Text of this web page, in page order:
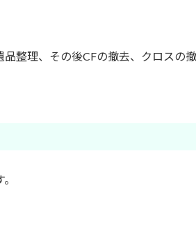
整理、その後CFの撤去、クロスの